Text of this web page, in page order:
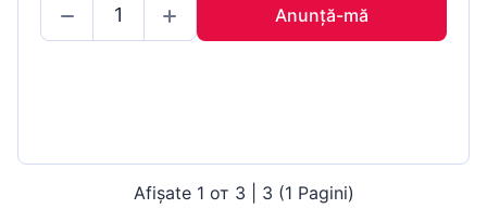
Anunță-mă
Afișate 1 от 3 | 3 (1 Pagini)